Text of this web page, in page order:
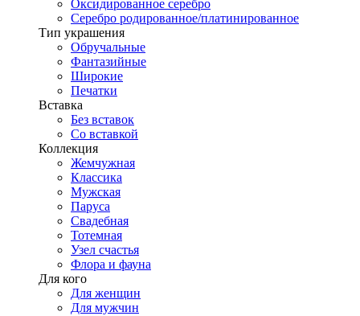
Оксидированное серебро
Серебро родированное/платинированное
Тип украшения
Обручальные
Фантазийные
Широкие
Печатки
Вставка
Без вставок
Со вставкой
Коллекция
Жемчужная
Классика
Мужская
Паруса
Свадебная
Тотемная
Узел счастья
Флора и фауна
Для кого
Для женщин
Для мужчин